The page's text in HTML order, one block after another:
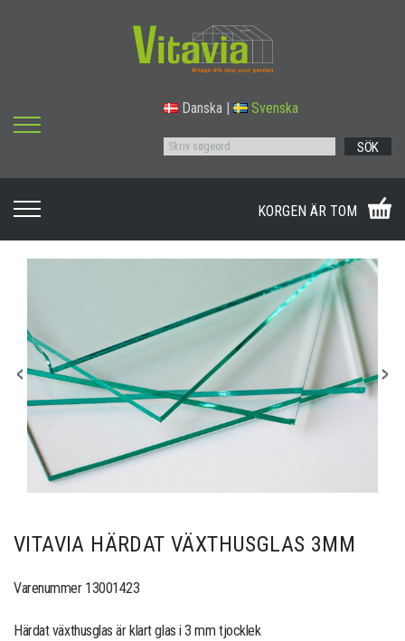
Danska Svenska
SÖK
KORGEN ÄR TOM
VITAVIA HÄRDAT VÄXTHUSGLAS 3MM
Varenummer 13001423
Härdat växthusglas är klart glas i 3 mm tjocklek